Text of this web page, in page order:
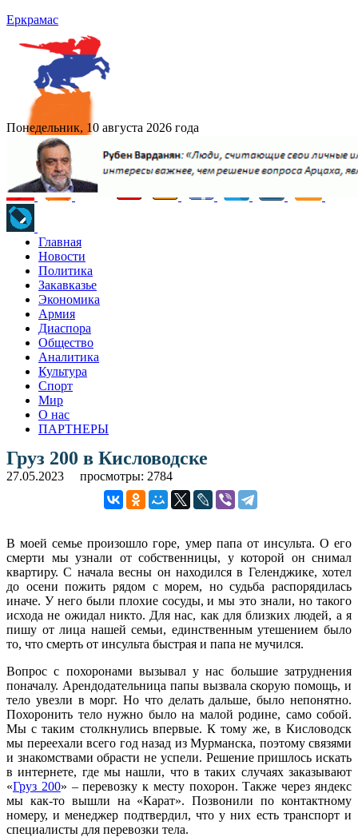
Еркрамас
Понедельник, 10 августа 2026 года
Главная
Новости
Политика
Закавказье
Экономика
Армия
Диаспора
Общество
Аналитика
Культура
Спорт
Мир
О нас
ПАРТНЕРЫ
Груз 200 в Кисловодске
27.05.2023 просмотры: 2784
В моей семье произошло горе, умер папа от инсульта. О его
смерти мы узнали от собственницы, у которой он снимал
квартиру. С начала весны он находился в Геленджике, хотел
до осени пожить рядом с морем, но судьба распорядилась
иначе. У него были плохие сосуды, и мы это знали, но такого
исхода не ожидал никто. Для нас, как для близких людей, а я
пишу от лица нашей семьи, единственным утешением было
то, что смерть от инсульта быстрая и папа не мучился.
Вопрос с похоронами вызывал у нас большие затруднения
поначалу. Арендодательница папы вызвала скорую помощь, и
тело увезли в морг. Но что делать дальше, было непонятно.
Похоронить тело нужно было на малой родине, само собой.
Мы с таким столкнулись впервые. К тому же, в Кисловодск
мы переехали всего год назад из Мурманска, поэтому связями
и знакомствами обрасти не успели. Решение пришлось искать
в интернете, где мы нашли, что в таких случаях заказывают
«Груз 200» – перевозку к месту похорон. Также через яндекс
мы как-то вышли на «Карат». Позвонили по контактному
номеру, и менеджер подтвердил, что у них есть транспорт и
специалисты для перевозки тела.